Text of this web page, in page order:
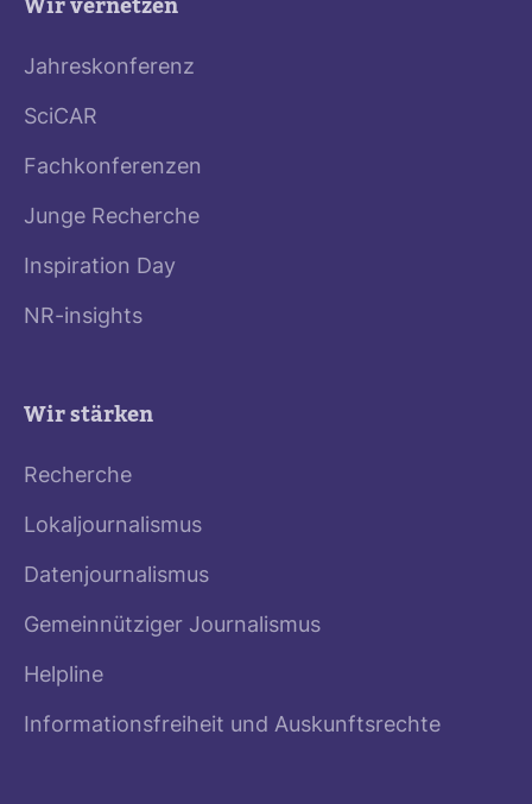
Wir vernetzen
Jahreskonferenz
SciCAR
Fachkonferenzen
Junge Recherche
Inspiration Day
NR-insights
Wir stärken
Recherche
Lokaljournalismus
Datenjournalismus
Gemeinnütziger Journalismus
Helpline
Informationsfreiheit und Auskunftsrechte